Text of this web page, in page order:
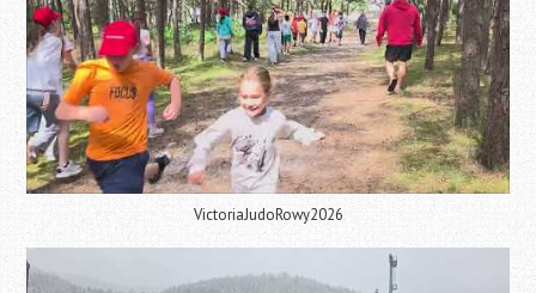
VictoriaJudoRowy2026